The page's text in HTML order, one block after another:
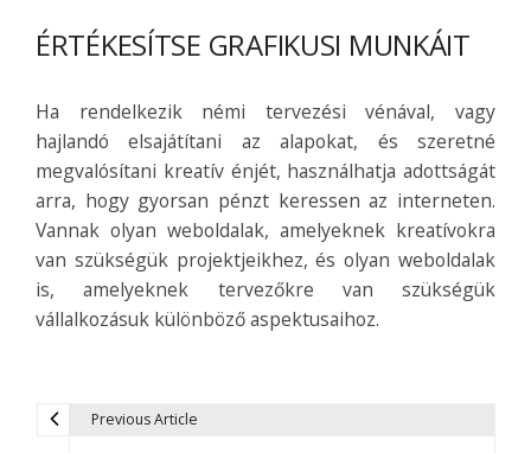
ÉRTÉKESÍTSE GRAFIKUSI MUNKÁIT
Ha rendelkezik némi tervezési vénával, vagy
hajlandó elsajátítani az alapokat, és szeretné
megvalósítani kreatív énjét, használhatja adottságát
arra, hogy gyorsan pénzt keressen az interneten.
Vannak olyan weboldalak, amelyeknek kreatívokra
van szükségük projektjeikhez, és olyan weboldalak
is, amelyeknek tervezőkre van szükségük
vállalkozásuk különböző aspektusaihoz.
Previous Article